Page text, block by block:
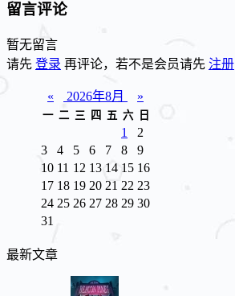
留言评论
暂无留言
请先 登录 再评论，若不是会员请先 注册
« 2026年8月 »
一 二 三 四 五 六 日
1
2
3
4 5 6 7 8
9
10 11 12 13 14 15 16
17 18 19 20 21 22 23
24 25 26 27 28 29 30
31
最新文章